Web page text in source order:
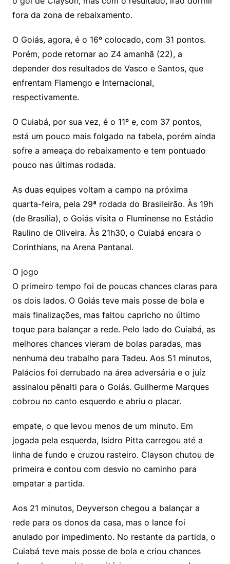
o
m
m
l
fora da zona de rebaixamento.
O Goiás, agora, é o 16º colocado, com 31 pontos.
Porém, pode retornar ao Z4 amanhã (22), a
depender dos resultados de Vasco e Santos, que
enfrentam Flamengo e Internacional,
respectivamente.
O Cuiabá, por sua vez, é o 11º e, com 37 pontos,
está um pouco mais folgado na tabela, porém ainda
sofre a ameaça do rebaixamento e tem pontuado
pouco nas últimas rodada.
As duas equipes voltam a campo na próxima
quarta-feira, pela 29ª rodada do Brasileirão. Às 19h
(de Brasília), o Goiás visita o Fluminense no Estádio
Raulino de Oliveira. Às 21h30, o Cuiabá encara o
Corinthians, na Arena Pantanal.
O jogo
O primeiro tempo foi de poucas chances claras para
os dois lados. O Goiás teve mais posse de bola e
mais finalizações, mas faltou capricho no último
toque para balançar a rede. Pelo lado do Cuiabá, as
melhores chances vieram de bolas paradas, mas
nenhuma deu trabalho para Tadeu. Aos 51 minutos,
Palácios foi derrubado na área adversária e o juíz
assinalou pênalti para o Goiás. Guilherme Marques
cobrou no canto esquerdo e abriu o placar.
empate, o que levou menos de um minuto. Em
jogada pela esquerda, Isidro Pitta carregou até a
linha de fundo e cruzou rasteiro. Clayson chutou de
primeira e contou com desvio no caminho para
empatar a partida.
Aos 21 minutos, Deyverson chegou a balançar a
rede para os donos da casa, mas o lance foi
anulado por impedimento. No restante da partida, o
Cuiabá teve mais posse de bola e criou chances